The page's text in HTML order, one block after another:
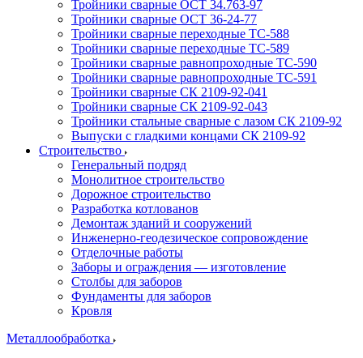
Тройники сварные ОСТ 34.763-97
Тройники сварные ОСТ 36-24-77
Тройники сварные переходные ТС-588
Тройники сварные переходные ТС-589
Тройники сварные равнопроходные ТС-590
Тройники сварные равнопроходные ТС-591
Тройники сварные СК 2109-92-041
Тройники сварные СК 2109-92-043
Тройники стальные сварные с лазом СК 2109-92
Выпуски с гладкими концами СК 2109-92
Строительство
Генеральный подряд
Монолитное строительство
Дорожное строительство
Разработка котлованов
Демонтаж зданий и сооружений
Инженерно-геодезическое сопровождение
Отделочные работы
Заборы и ограждения — изготовление
Столбы для заборов
Фундаменты для заборов
Кровля
Металлообработка